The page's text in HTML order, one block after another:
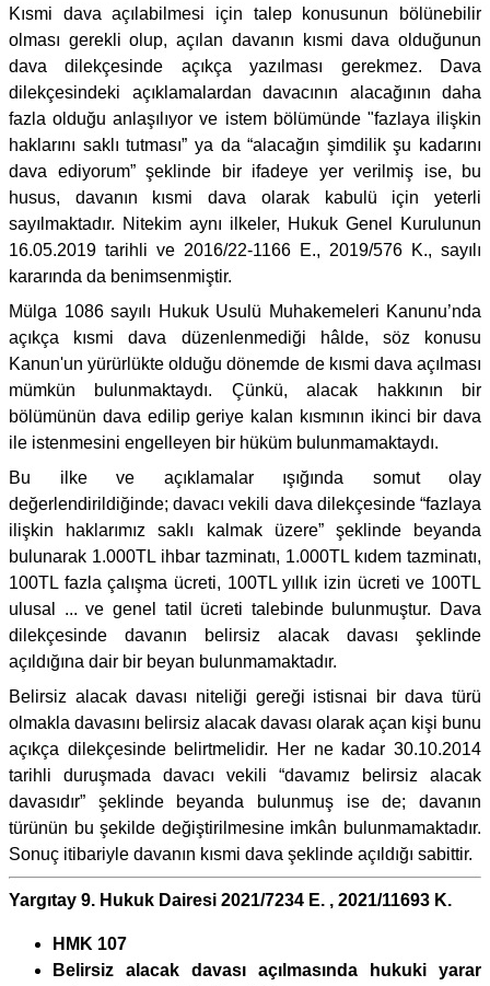
Kısmi dava açılabilmesi için talep konusunun bölünebilir
olması gerekli olup, açılan davanın kısmi dava olduğunun
dava dilekçesinde açıkça yazılması gerekmez. Dava
dilekçesindeki açıklamalardan davacının alacağının daha
fazla olduğu anlaşılıyor ve istem bölümünde "fazlaya ilişkin
haklarını saklı tutması” ya da “alacağın şimdilik şu kadarını
dava ediyorum” şeklinde bir ifadeye yer verilmiş ise, bu
husus, davanın kısmi dava olarak kabulü için yeterli
sayılmaktadır. Nitekim aynı ilkeler, Hukuk Genel Kurulunun
16.05.2019 tarihli ve 2016/22-1166 E., 2019/576 K., sayılı
kararında da benimsenmiştir.
Mülga 1086 sayılı Hukuk Usulü Muhakemeleri Kanunu’nda
açıkça kısmi dava düzenlenmediği hâlde, söz konusu
Kanun'un yürürlükte olduğu dönemde de kısmi dava açılması
mümkün bulunmaktaydı. Çünkü, alacak hakkının bir
bölümünün dava edilip geriye kalan kısmının ikinci bir dava
ile istenmesini engelleyen bir hüküm bulunmamaktaydı.
Bu ilke ve açıklamalar ışığında somut olay
değerlendirildiğinde; davacı vekili dava dilekçesinde “fazlaya
ilişkin haklarımız saklı kalmak üzere” şeklinde beyanda
bulunarak 1.000TL ihbar tazminatı, 1.000TL kıdem tazminatı,
100TL fazla çalışma ücreti, 100TL yıllık izin ücreti ve 100TL
ulusal ... ve genel tatil ücreti talebinde bulunmuştur. Dava
dilekçesinde davanın belirsiz alacak davası şeklinde
açıldığına dair bir beyan bulunmamaktadır.
Belirsiz alacak davası niteliği gereği istisnai bir dava türü
olmakla davasını belirsiz alacak davası olarak açan kişi bunu
açıkça dilekçesinde belirtmelidir. Her ne kadar 30.10.2014
tarihli duruşmada davacı vekili “davamız belirsiz alacak
davasıdır” şeklinde beyanda bulunmuş ise de; davanın
türünün bu şekilde değiştirilmesine imkân bulunmamaktadır.
Sonuç itibariyle davanın kısmi dava şeklinde açıldığı sabittir.
Yargıtay 9. Hukuk Dairesi 2021/7234 E. , 2021/11693 K.
HMK 107
Belirsiz alacak davası açılmasında hukuki yarar